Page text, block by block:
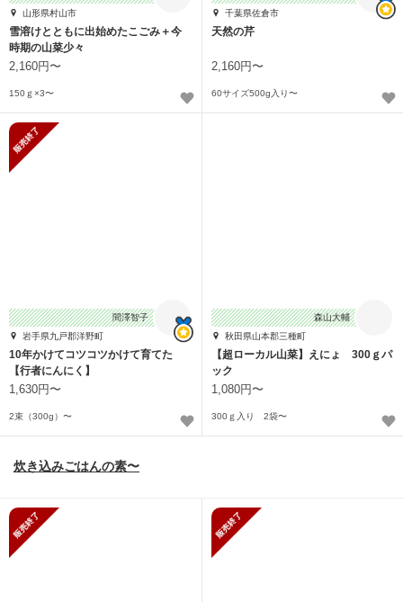
山形県村山市
雪溶けとともに出始めたこごみ＋今
時期の山菜少々
2,160円〜
150ｇ×3〜
千葉県佐倉市
天然の芹
2,160円〜
60サイズ500g入り〜
間澤智子
岩手県九戸郡洋野町
10年かけてコツコツかけて育てた
【行者にんにく】
1,630円〜
2束（300g）〜
森山大輔
秋田県山本郡三種町
【超ローカル山菜】えにょ 300ｇパ
ック
1,080円〜
300ｇ入り 2袋〜
炊き込みごはんの素〜